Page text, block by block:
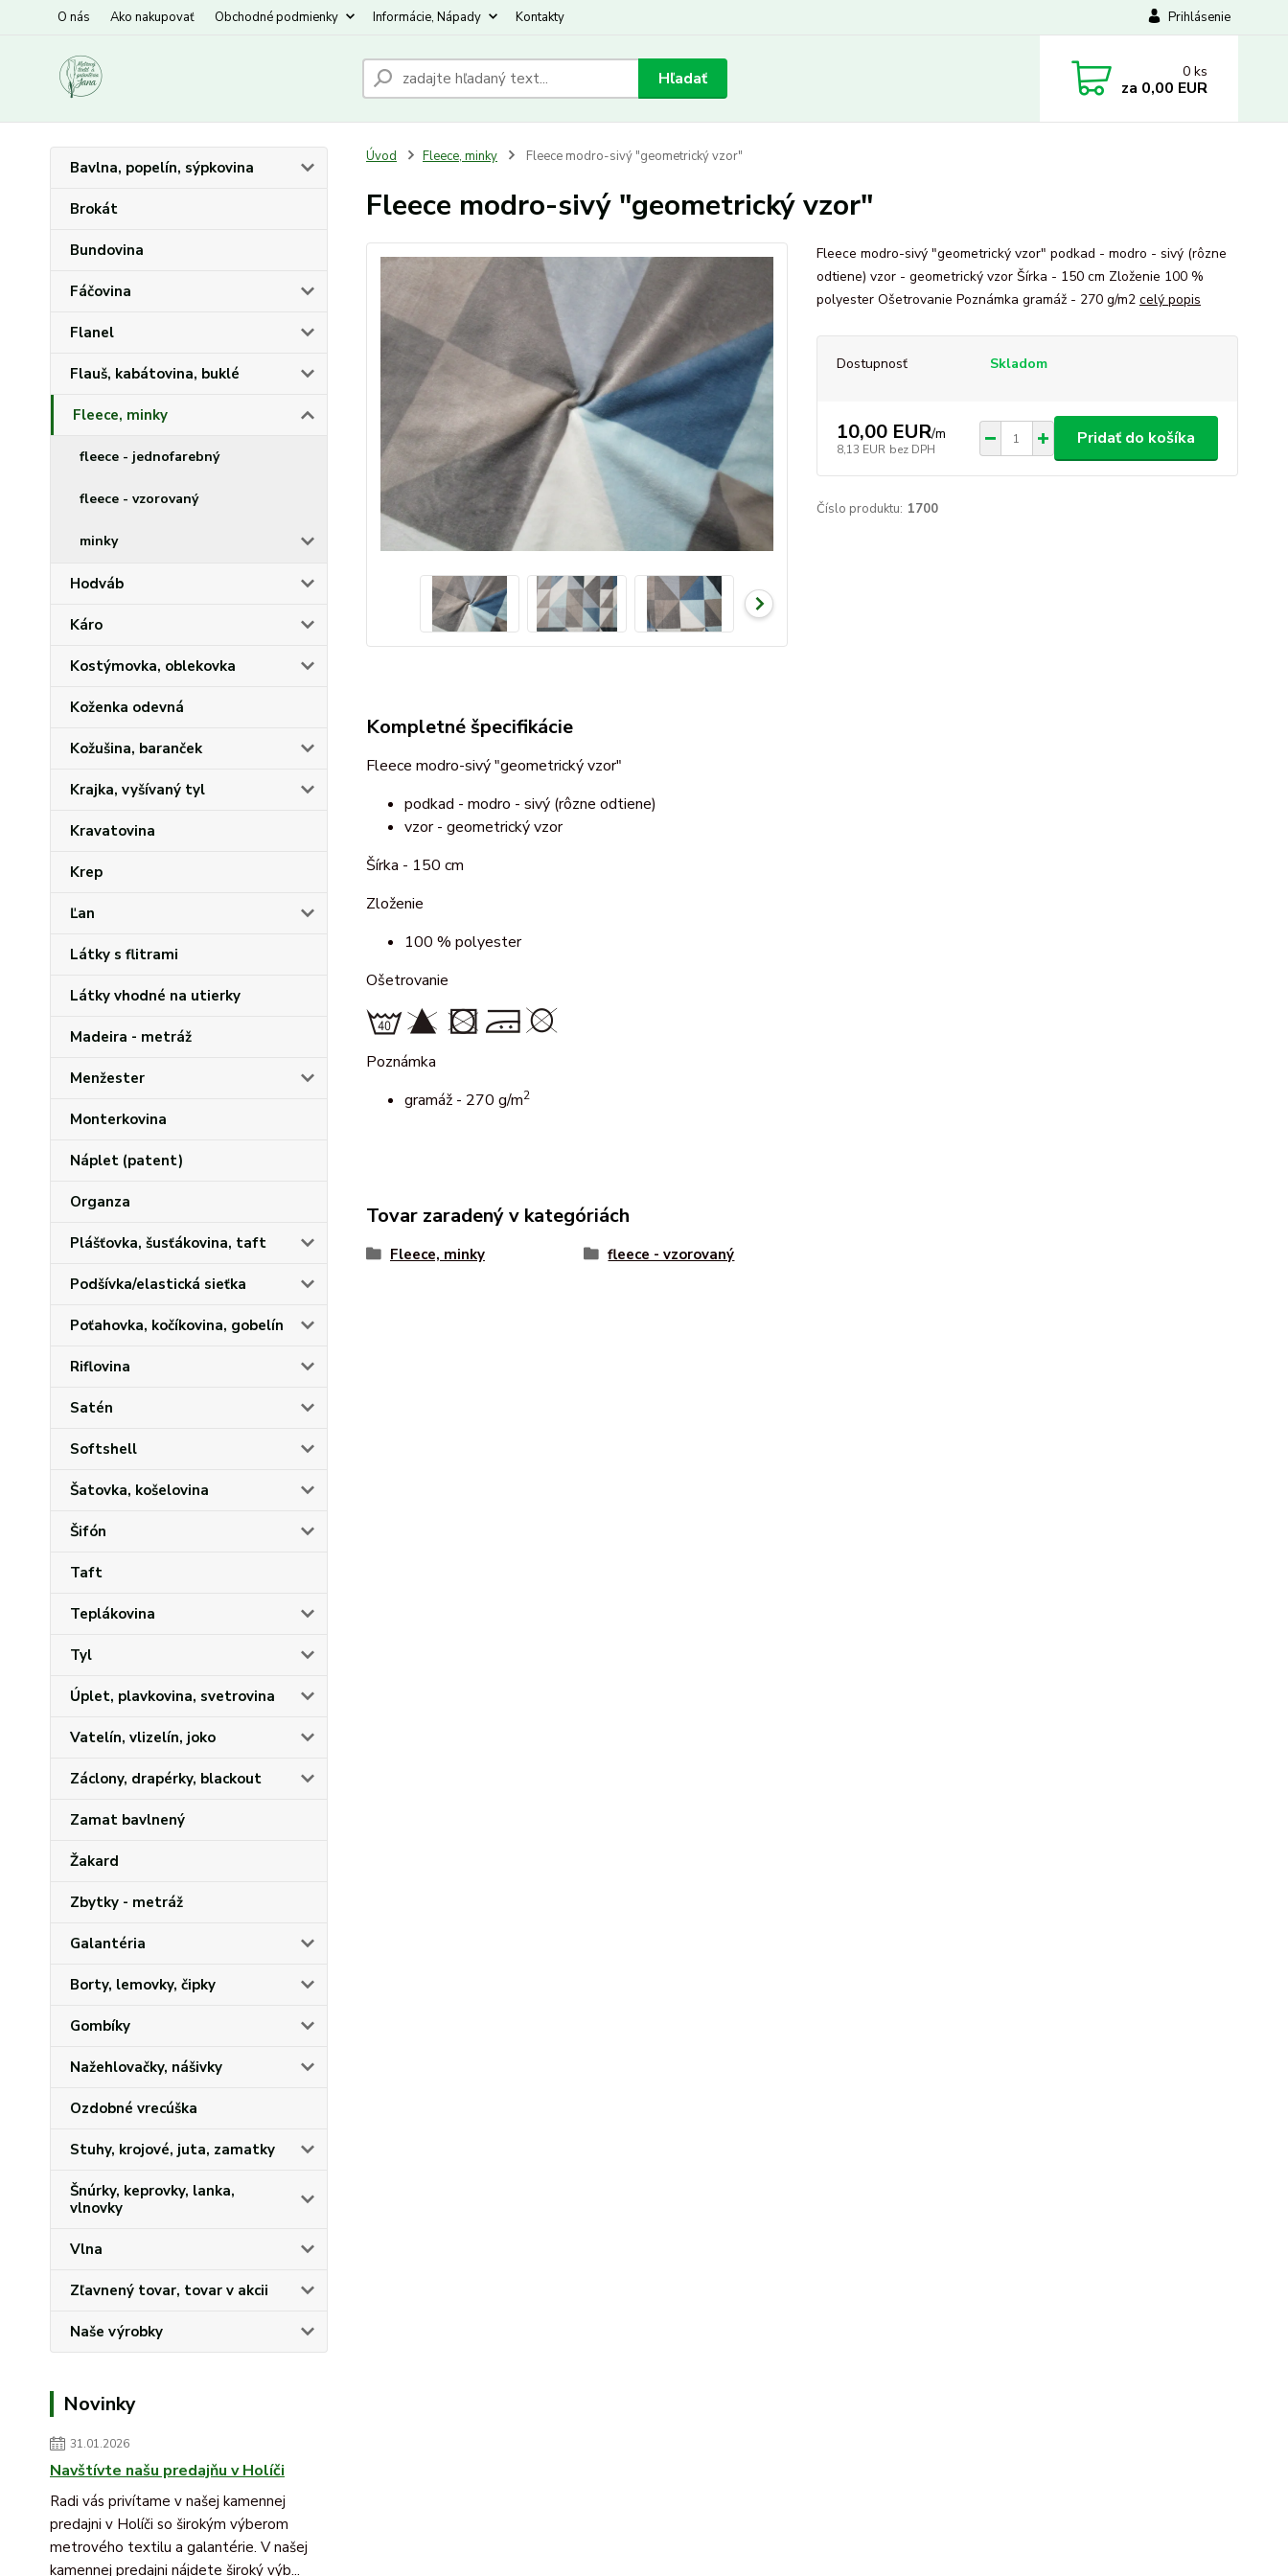
O nás Ako nakupovať Obchodné podmienky Informácie, Nápady Kontakty Prihlásenie
Hľadať 0 ks
za 0,00 EUR
Bavlna, popelín, sýpkovina
Brokát
Bundovina
Fáčovina
Flanel
Flauš, kabátovina, buklé
Fleece, minky
fleece - jednofarebný
fleece - vzorovaný
minky
Hodváb
Káro
Kostýmovka, oblekovka
Koženka odevná
Kožušina, baranček
Krajka, vyšívaný tyl
Kravatovina
Krep
Ľan
Látky s flitrami
Látky vhodné na utierky
Madeira - metráž
Menžester
Monterkovina
Náplet (patent)
Organza
Plášťovka, šusťákovina, taft
Podšívka/elastická sieťka
Poťahovka, kočíkovina, gobelín
Riflovina
Satén
Softshell
Šatovka, košelovina
Šifón
Taft
Teplákovina
Tyl
Úplet, plavkovina, svetrovina
Vatelín, vlizelín, joko
Záclony, drapérky, blackout
Zamat bavlnený
Žakard
Zbytky - metráž
Galantéria
Borty, lemovky, čipky
Gombíky
Nažehlovačky, nášivky
Ozdobné vrecúška
Stuhy, krojové, juta, zamatky
Šnúrky, keprovky, lanka,
vlnovky
Vlna
Zľavnený tovar, tovar v akcii
Naše výrobky
Novinky
31.01.2026
Navštívte našu predajňu v Holíči
Radi vás privítame v našej kamennej
predajni v Holíči so širokým výberom
metrového textilu a galantérie. V našej
kamennej predajni nájdete široký výb...
Úvod Fleece, minky Fleece modro-sivý "geometrický vzor"
Fleece modro-sivý "geometrický vzor"
Fleece modro-sivý "geometrický vzor" podkad - modro - sivý (rôzne
odtiene) vzor - geometrický vzor Šírka - 150 cm Zloženie 100 %
polyester Ošetrovanie Poznámka gramáž - 270 g/m2 celý popis
Dostupnosť Skladom
10,00 EUR/m
8,13 EUR bez DPH
Pridať do košíka
Číslo produktu: 1700
Kompletné špecifikácie
Fleece modro-sivý "geometrický vzor"
podkad - modro - sivý (rôzne odtiene)
vzor - geometrický vzor
Šírka - 150 cm
Zloženie
100 % polyester
Ošetrovanie
Poznámka
gramáž - 270 g/m2
Tovar zaradený v kategóriách
Fleece, minky fleece - vzorovaný